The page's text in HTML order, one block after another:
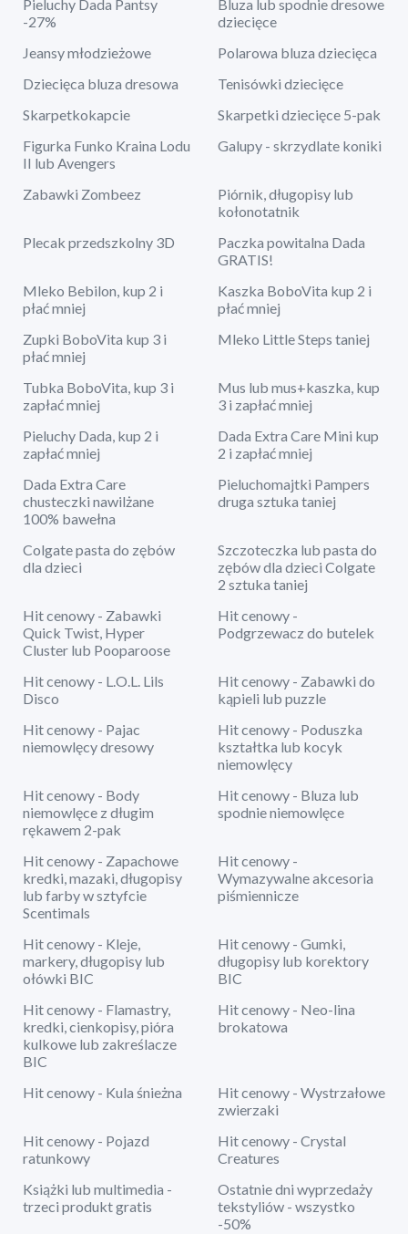
Pieluchy Dada Pantsy
-27%
Bluza lub spodnie dresowe
dziecięce
Jeansy młodzieżowe
Polarowa bluza dziecięca
Dziecięca bluza dresowa
Tenisówki dziecięce
Skarpetkokapcie
Skarpetki dziecięce 5-pak
Figurka Funko Kraina Lodu
II lub Avengers
Galupy - skrzydlate koniki
Zabawki Zombeez
Piórnik, długopisy lub
kołonotatnik
Plecak przedszkolny 3D
Paczka powitalna Dada
GRATIS!
Mleko Bebilon, kup 2 i
płać mniej
Kaszka BoboVita kup 2 i
płać mniej
Zupki BoboVita kup 3 i
płać mniej
Mleko Little Steps taniej
Tubka BoboVita, kup 3 i
zapłać mniej
Mus lub mus+kaszka, kup
3 i zapłać mniej
Pieluchy Dada, kup 2 i
zapłać mniej
Dada Extra Care Mini kup
2 i zapłać mniej
Dada Extra Care
chusteczki nawilżane
100% bawełna
Pieluchomajtki Pampers
druga sztuka taniej
Colgate pasta do zębów
dla dzieci
Szczoteczka lub pasta do
zębów dla dzieci Colgate
2 sztuka taniej
Hit cenowy - Zabawki
Quick Twist, Hyper
Cluster lub Pooparoose
Hit cenowy -
Podgrzewacz do butelek
Hit cenowy - L.O.L. Lils
Disco
Hit cenowy - Zabawki do
kąpieli lub puzzle
Hit cenowy - Pajac
niemowlęcy dresowy
Hit cenowy - Poduszka
kształtka lub kocyk
niemowlęcy
Hit cenowy - Body
niemowlęce z długim
rękawem 2-pak
Hit cenowy - Bluza lub
spodnie niemowlęce
Hit cenowy - Zapachowe
kredki, mazaki, długopisy
lub farby w sztyfcie
Scentimals
Hit cenowy -
Wymazywalne akcesoria
piśmiennicze
Hit cenowy - Kleje,
markery, długopisy lub
ołówki BIC
Hit cenowy - Gumki,
długopisy lub korektory
BIC
Hit cenowy - Flamastry,
kredki, cienkopisy, pióra
kulkowe lub zakreślacze
BIC
Hit cenowy - Neo-lina
brokatowa
Hit cenowy - Kula śnieżna
Hit cenowy - Wystrzałowe
zwierzaki
Hit cenowy - Pojazd
ratunkowy
Hit cenowy - Crystal
Creatures
Książki lub multimedia -
trzeci produkt gratis
Ostatnie dni wyprzedaży
tekstyliów - wszystko
-50%